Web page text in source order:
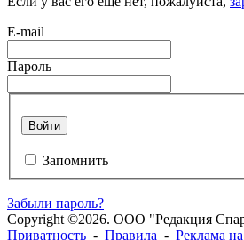
E-mail
Пароль
Войти
Запомнить
Забыли пароль?
Copyright ©2026. ООО "Редакция
Приватность - Правила - Реклама